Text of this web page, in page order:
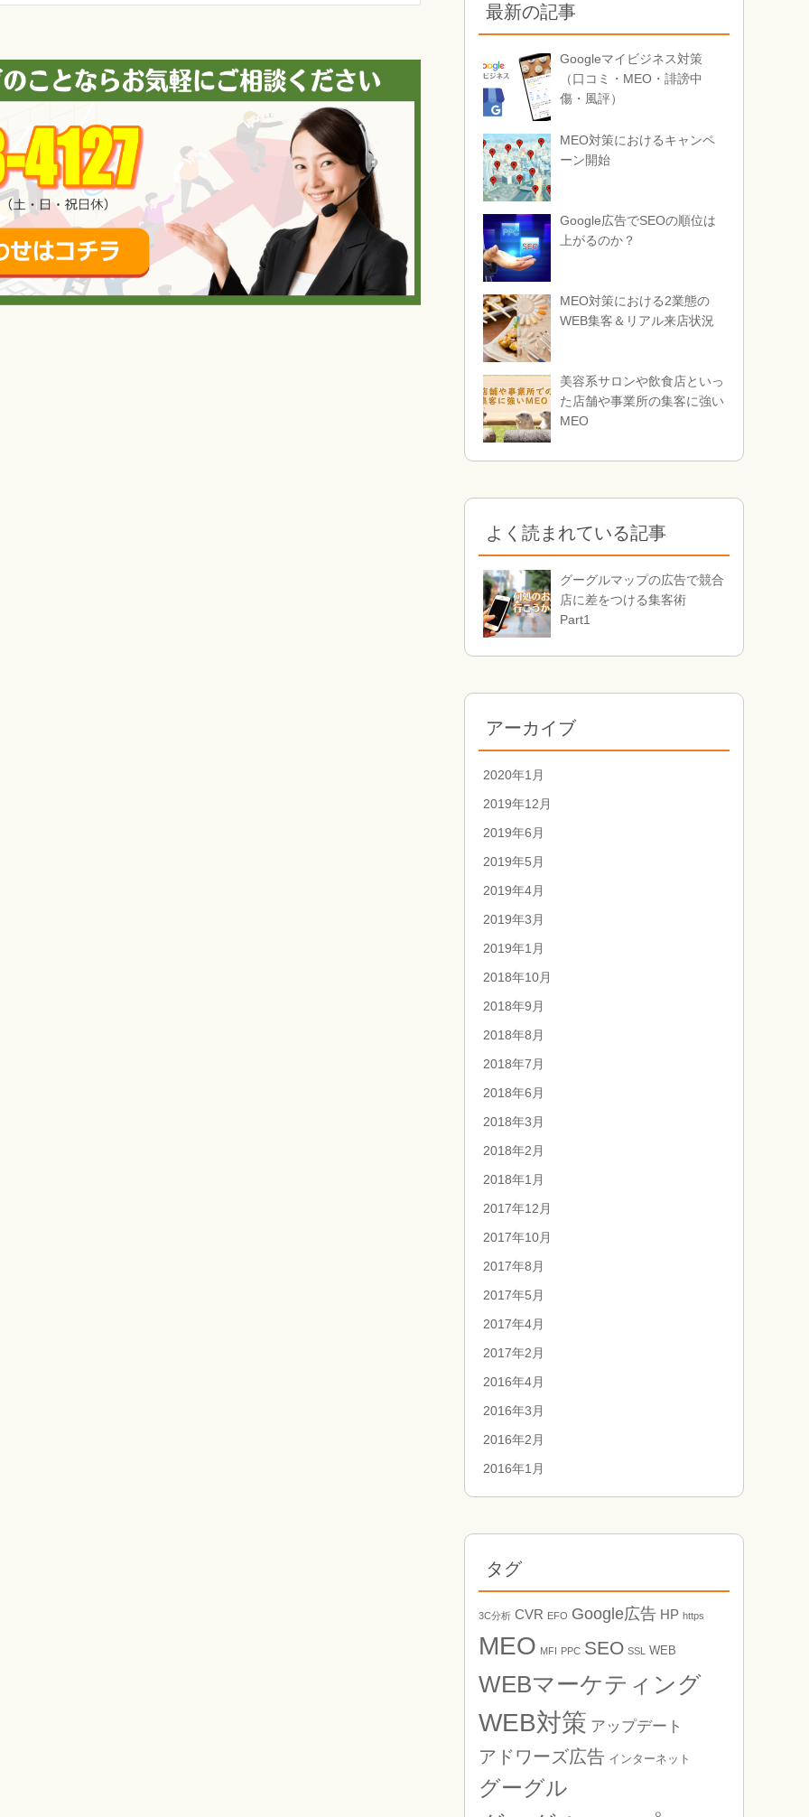
最新の記事
Googleマイビジネス対策
（口コミ・MEO・誹謗中
傷・風評）
MEO対策におけるキャンペ
ーン開始
Google広告でSEOの順位は
上がるのか？
MEO対策における2業態の
WEB集客＆リアル来店状況
美容系サロンや飲食店といっ
た店舗や事業所の集客に強い
MEO
よく読まれている記事
グーグルマップの広告で競合
店に差をつける集客術
Part1
アーカイブ
2020年1月
2019年12月
2019年6月
2019年5月
2019年4月
2019年3月
2019年1月
2018年10月
2018年9月
2018年8月
2018年7月
2018年6月
2018年3月
2018年2月
2018年1月
2017年12月
2017年10月
2017年8月
2017年5月
2017年4月
2017年2月
2016年4月
2016年3月
2016年2月
2016年1月
タグ
3C分析 CVR EFO Google広告 HP https
MEO MFI PPC SEO SSL WEB
WEBマーケティング
WEB対策 アップデート
アドワーズ広告 インターネット
グーグル